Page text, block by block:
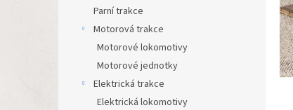
Parní trakce
Motorová trakce
Motorové lokomotivy
Motorové jednotky
Elektrická trakce
Elektrická lokomotivy